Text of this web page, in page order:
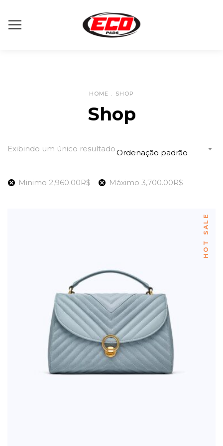
Shop
HOME . SHOP
Exibindo um único resultadoOrdenação padrão
Minimo 2,960.00R$ Máximo 3,700.00R$
SALE
HOT